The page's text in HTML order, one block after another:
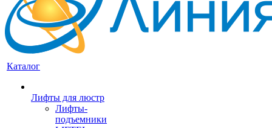
Каталог
Лифты для люстр
Лифты-
подъемники